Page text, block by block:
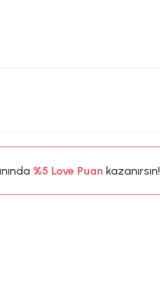
%5
%5
Love Puan kazanırsın!